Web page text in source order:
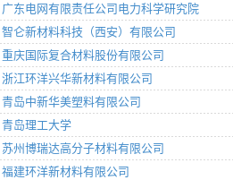
广东电网有限责任公司电力科学研究院
智仑新材料科技（西安）有限公司
重庆国际复合材料股份有限公司
浙江环洋兴华新材料有限公司
青岛中新华美塑料有限公司
青岛理工大学
苏州博瑞达高分子材料有限公司
福建环洋新材料有限公司